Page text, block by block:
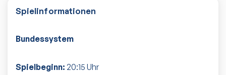
Spielinformationen
Bundessystem
Spielbeginn: 20:15 Uhr